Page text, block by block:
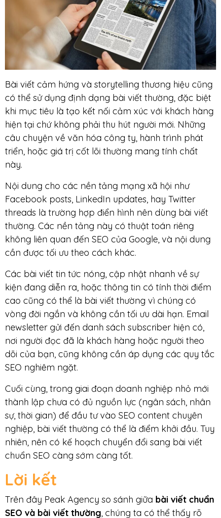
Bài viết cảm hứng và storytelling thương hiệu cũng
có thể sử dụng định dạng bài viết thường, đặc biệt
khi mục tiêu là tạo kết nối cảm xúc với khách hàng
hiện tại chứ không phải thu hút người mới. Những
câu chuyện về văn hóa công ty, hành trình phát
triển, hoặc giá trị cốt lõi thường mang tính chất
này.
Nội dung cho các nền tảng mạng xã hội như
Facebook posts, LinkedIn updates, hay Twitter
threads là trường hợp điển hình nên dùng bài viết
thường. Các nền tảng này có thuật toán riêng
không liên quan đến SEO của Google, và nội dung
cần được tối ưu theo cách khác.
Các bài viết tin tức nóng, cập nhật nhanh về sự
kiện đang diễn ra, hoặc thông tin có tính thời điểm
cao cũng có thể là bài viết thường vì chúng có
vòng đời ngắn và không cần tối ưu dài hạn. Email
newsletter gửi đến danh sách subscriber hiện có,
nơi người đọc đã là khách hàng hoặc người theo
dõi của bạn, cũng không cần áp dụng các quy tắc
SEO nghiêm ngặt.
Cuối cùng, trong giai đoạn doanh nghiệp nhỏ mới
thành lập chưa có đủ nguồn lực (ngân sách, nhân
sự, thời gian) để đầu tư vào SEO content chuyên
nghiệp, bài viết thường có thể là điểm khởi đầu. Tuy
nhiên, nên có kế hoạch chuyển đổi sang bài viết
chuẩn SEO càng sớm càng tốt.
Lời kết
Trên đây Peak Agency so sánh giữa bài viết chuẩn
SEO và bài viết thường, chúng ta có thể thấy rõ